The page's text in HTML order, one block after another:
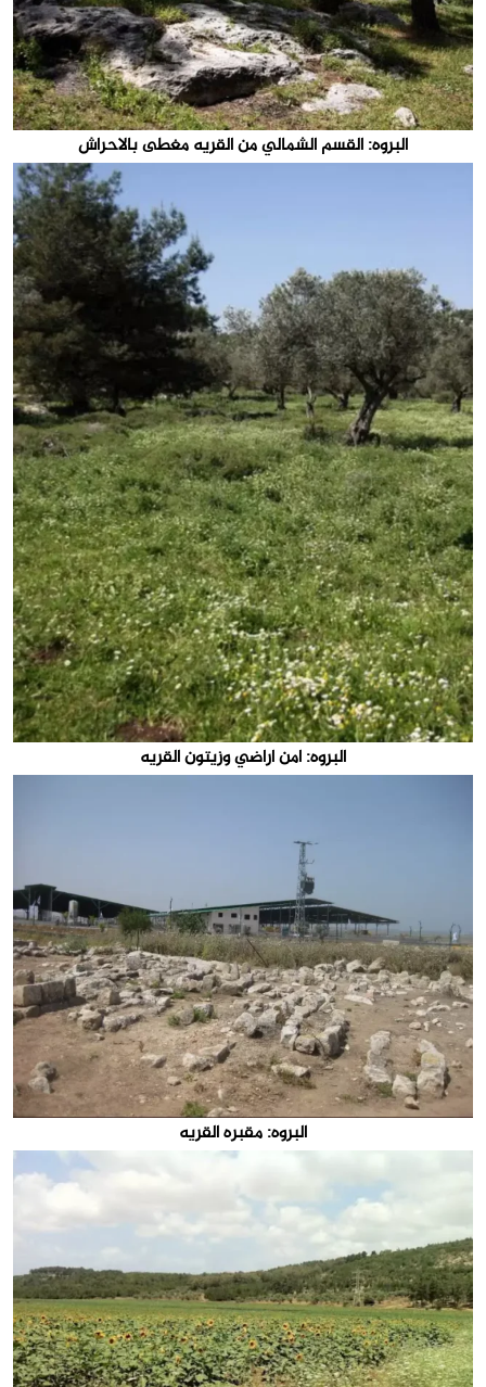
البروه: القسم الشمالي من القريه مغطى بالاحراش
البروه: امن اراضي وزيتون القريه
البروه: مقبره القريه